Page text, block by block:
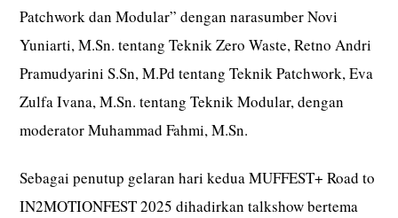
Patchwork dan Modular” dengan narasumber Novi
Yuniarti, M.Sn. tentang Teknik Zero Waste, Retno Andri
Pramudyarini S.Sn, M.Pd tentang Teknik Patchwork, Eva
Zulfa Ivana, M.Sn. tentang Teknik Modular, dengan
moderator Muhammad Fahmi, M.Sn.
Sebagai penutup gelaran hari kedua MUFFEST+ Road to
IN2MOTIONFEST 2025 dihadirkan talkshow bertema